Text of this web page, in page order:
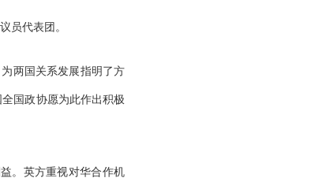
员代表团。
两国关系发展指明了方
国政协愿为此作出积极
。英方重视对华合作机